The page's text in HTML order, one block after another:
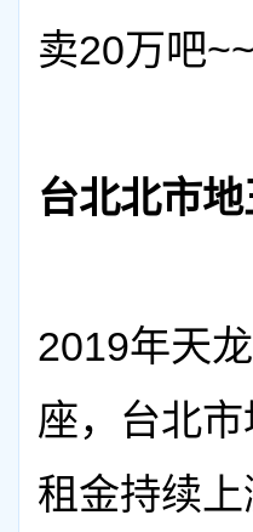
卖20万吧~~
台北北市
2019年天
座，台北
租金持续